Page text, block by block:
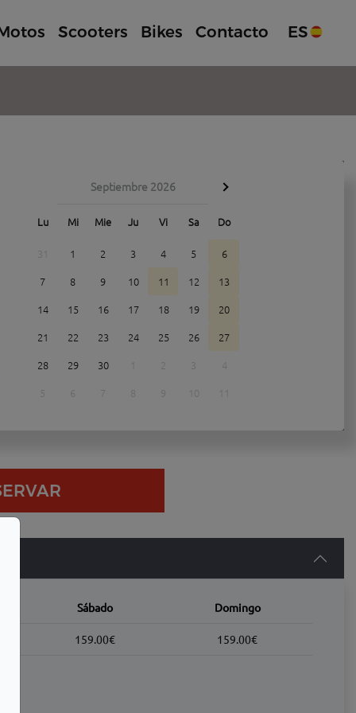
Scooters Bikes Contacto ES
Septiembre 2026
Lu Mi Mie Ju Vi Sa Do
31 1 2 3 4 5
6
7
8 9 10 11 12
13
14
15 16 17 18 19
20
21
22 23 24 25 26
27
28
29 30 2 3
4
5
6 7 8 9 10
Sábado Domingo
159.00€ 159.00€